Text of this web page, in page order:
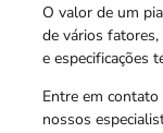
O valor de um
de vários fatores,
e especificações
Entre em
nossos